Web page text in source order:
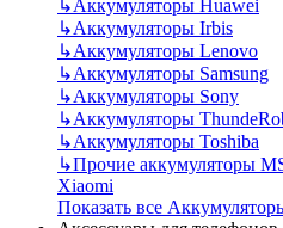
↳Аккумуляторы Huawei
↳Аккумуляторы Irbis
↳Аккумуляторы Lenovo
↳Аккумуляторы Samsung
↳Аккумуляторы Sony
↳Аккумуляторы
↳Аккумуляторы Toshiba
↳Прочие аккумуляторы
Xiaomi
Показать все